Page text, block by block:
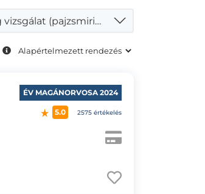
Komplex ultrahang vizsgálat (pajzsmirigy, nyak és nyaki ütőér)
ÉV MAGÁNORVOSA 2024
5.0 2575 értékelés